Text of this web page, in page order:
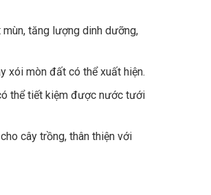
tăng lượng dinh dưỡng,
xói mòn đất có thể xuất hiện.
thể tiết kiệm được nước tưới
cây trồng, thân thiện với